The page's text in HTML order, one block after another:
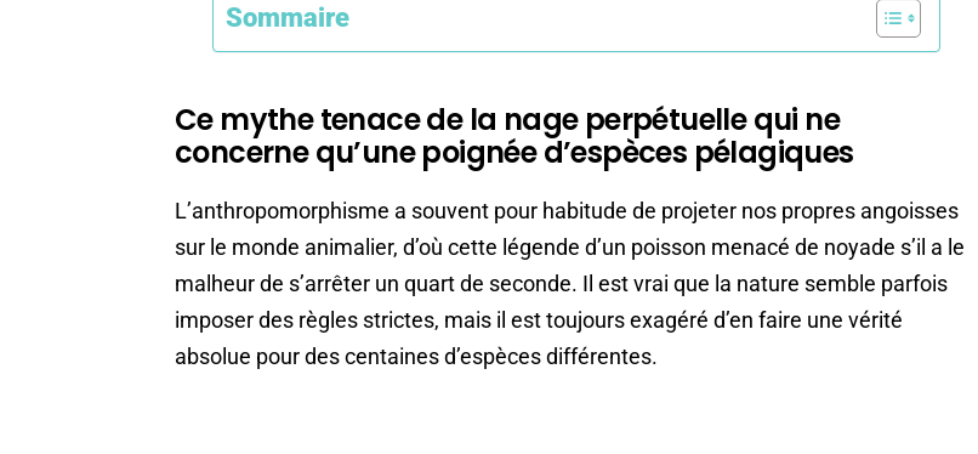
Sommaire
Ce mythe tenace de la nage perpétuelle qui ne
concerne qu’une poignée d’espèces pélagiques
L’anthropomorphisme a souvent pour habitude de projeter nos propres angoisses
sur le monde animalier, d’où cette légende d’un poisson menacé de noyade s’il a le
malheur de s’arrêter un quart de seconde. Il est vrai que la nature semble parfois
imposer des règles strictes, mais il est toujours exagéré d’en faire une vérité
absolue pour des centaines d’espèces différentes.